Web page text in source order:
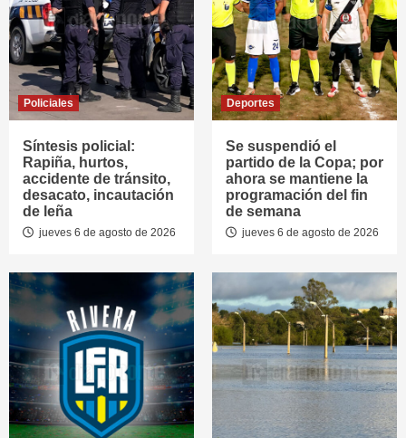
Policiales
Síntesis policial:
Rapiña, hurtos,
accidente de tránsito,
desacato, incautación
de leña
jueves 6 de agosto de 2026
Deportes
Se suspendió el
partido de la Copa; por
ahora se mantiene la
programación del fin
de semana
jueves 6 de agosto de 2026